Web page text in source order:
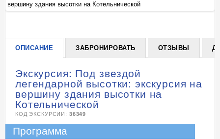
+
вершину здания высотки на Котельнической
ОПИСАНИЕ ЗАБРОНИРОВАТЬ ОТЗЫВЫ
Экскурсия: Под звездой
легендарной высотки: экскурсия на
вершину здания высотки на
Котельнической
КОД ЭКСКУРСИИ: 36349
Программа